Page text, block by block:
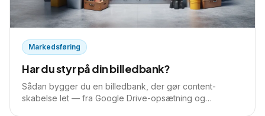
Markedsføring
Har du styr på din billedbank?
Sådan bygger du en billedbank, der gør content-
skabelse let — fra Google Drive-opsætning og